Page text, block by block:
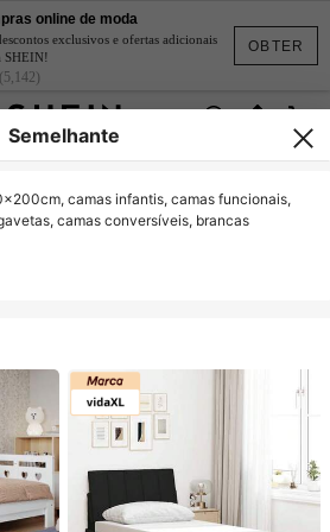
OBTER
online de moda
exclusivos e ofertas adicionais
SHEIN!
(5,142)
Semelhante
camas infantis, camas funcionais,
camas conversíveis, brancas